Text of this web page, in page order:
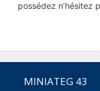
possédez n’hésitez
MINIATEG 43